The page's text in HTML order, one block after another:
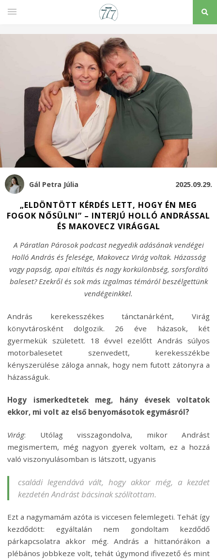
Gál Petra Júlia 2025.09.29.
„ELDÖNTÖTT KÉRDÉS LETT, HOGY ÉN MEG
FOGOK NŐSÜLNI” – INTERJÚ HOLLÓ ANDRÁSSAL
ÉS MAKOVECZ VIRÁGGAL
A Páratlan Párosok podcast negyedik adásának vendégei
Holló András és felesége, Makovecz Virág voltak. Házasság
vagy papság, apai eltiltás és nagy korkülönbség, sorsfordító
baleset? Ezekről és sok más izgalmas témáról beszélgettünk
vendégeinkkel.
András kerekesszékes tánctanárként, Virág
könyvtárosként dolgozik. 26 éve házasok, két
gyermekük született. 18 évvel ezelőtt András súlyos
motorbalesetet szenvedett, kerekesszékbe
kényszerülése záloga annak, hogy nem futott zátonyra a
házasságuk.
Hogy ismerkedtetek meg, hány évesek voltatok
ekkor, mi volt az első benyomásotok egymásról?
Virág: Utólag visszagondolva, mikor Andrást
megismertem, még nagyon gyerek voltam, ez a hozzá
való viszonyulásomban is látszott, ugyanis
családi legendává vált, hogy akkor még, a kezdet
kezdetén Andrást bácsinak szólítottam.
Ezt a nagymamám azóta is viccesen felemlegeti. Tehát így
kezdődött: egyáltalán nem gondoltam kezdődő
párkapcsolatra akkor még. András a hittanórákon a
plébános jobbkeze volt, tehát úgymond ifivezető és mint